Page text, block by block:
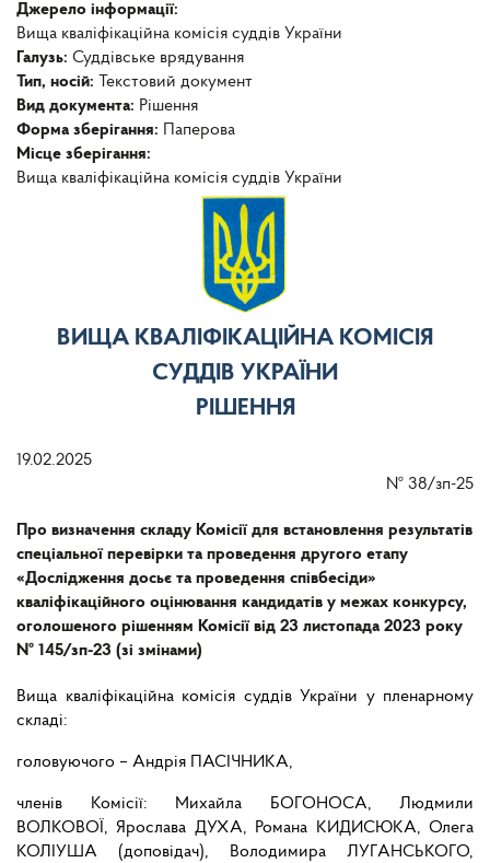
Джерело інформації:
Вища кваліфікаційна комісія суддів України
Галузь: Суддівське врядування
Тип, носій:
Текстовий документ
Вид документа: Рішення
Форма зберігання:
Паперова
Місце зберігання:
Вища кваліфікаційна комісія суддів України
ВИЩА КВАЛІФІКАЦІЙНА КОМІСІЯ
СУДДІВ УКРАЇНИ
РІШЕННЯ
19.02.2025
№ 38/зп-25
Про визначення складу Комісії для встановлення результатів
спеціальної перевірки та проведення другого етапу
«Дослідження досьє та проведення співбесіди»
кваліфікаційного оцінювання кандидатів у межах конкурсу,
оголошеного рішенням Комісії від 23 листопада 2023 року
№ 145/зп-23 (зі змінами)
Вища кваліфікаційна комісія суддів України у пленарному
складі:
головуючого – Андрія ПАСІЧНИКА,
членів Комісії: Михайла БОГОНОСА, Людмили
ВОЛКОВОЇ, Ярослава ДУХА, Романа КИДИСЮКА, Олега
КОЛІУША (доповідач), Володимира ЛУГАНСЬКОГО,